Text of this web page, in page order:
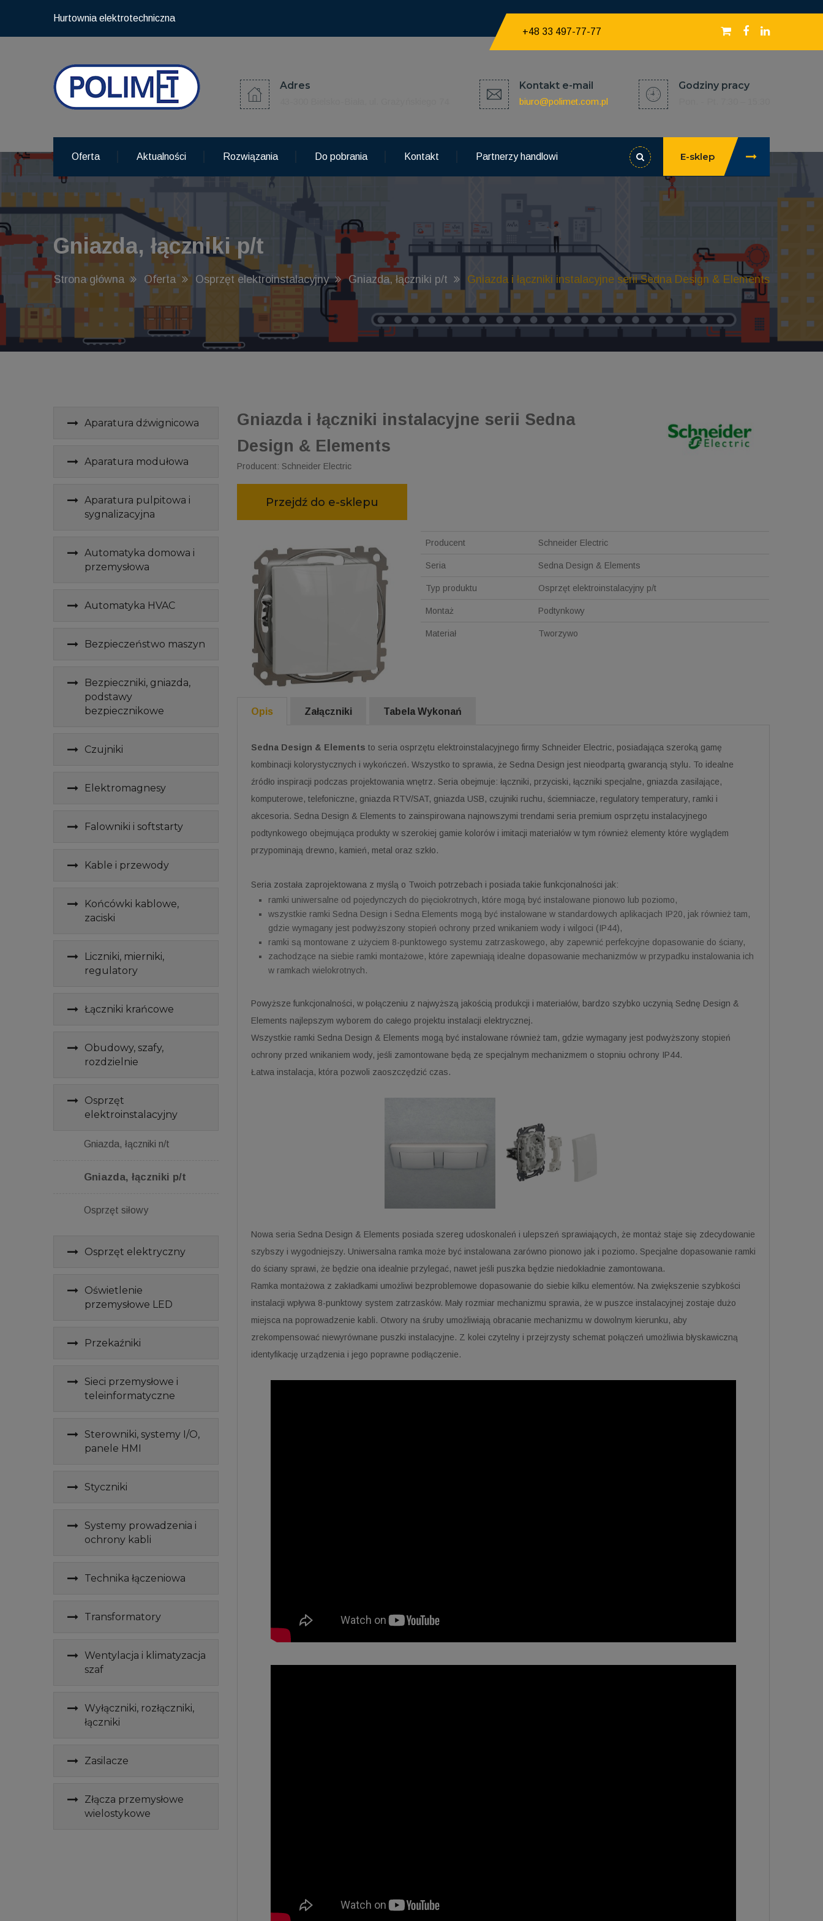
Hurtownia elektrotechniczna
+48 33 497-77-77
Adres Kontakt e-mail
biuro@polimet.com.pl
Godziny pracy
Oferta Aktualności Rozwiązania Do pobrania Kontakt Partnerzy handlowi E-sklep
Gniazda, łączniki p/t
Strona główna Oferta Osprzęt elektroinstalacyjny Gniazda, łączniki p/t Gniazda i łączniki instalacyjne serii Sedna Design & Elements
Aparatura dźwignicowa
Aparatura modułowa
Aparatura pulpitowa i
sygnalizacyjna
Automatyka domowa i
przemysłowa
Automatyka HVAC
Bezpieczeństwo maszyn
Bezpieczniki, gniazda,
podstawy
bezpiecznikowe
Czujniki
Elektromagnesy
Falowniki i softstarty
Kable i przewody
Końcówki kablowe,
zaciski
Liczniki, mierniki,
regulatory
Łączniki krańcowe
Obudowy, szafy,
rozdzielnie
Osprzęt
elektroinstalacyjny
Gniazda, łączniki n/t
Gniazda, łączniki p/t
Osprzęt siłowy
Osprzęt elektryczny
Oświetlenie
przemysłowe LED
Przekaźniki
Sieci przemysłowe i
teleinformatyczne
Sterowniki, systemy I/O,
panele HMI
Styczniki
Systemy prowadzenia i
ochrony kabli
Technika łączeniowa
Transformatory
Wentylacja i klimatyzacja
szaf
Wyłączniki, rozłączniki,
łączniki
Zasilacze
Złącza przemysłowe
wielostykowe
Gniazda i łączniki instalacyjne serii Sedna
Design & Elements
Producent: Schneider Electric
Przejdź do e-sklepu
Producent Schneider Electric
Seria Sedna Design & Elements
Typ produktu Osprzęt elektroinstalacyjny p/t
Montaż Podtynkowy
Materiał Tworzywo
Opis Załączniki Tabela Wykonań
Sedna Design & Elements to seria osprzętu elektroinstalacyjnego firmy Schneider Electric, posiadająca szeroką gamę
kombinacji kolorystycznych i wykończeń. Wszystko to sprawia, że Sedna Design jest nieodpartą gwarancją stylu. To idealne
źródło inspiracji podczas projektowania wnętrz. Seria obejmuje: łączniki, przyciski, łączniki specjalne, gniazda zasilające,
komputerowe, telefoniczne, gniazda RTV/SAT, gniazda USB, czujniki ruchu, ściemniacze, regulatory temperatury, ramki i
akcesoria. Sedna Design & Elements to zainspirowana najnowszymi trendami seria premium osprzętu instalacyjnego
podtynkowego obejmująca produkty w szerokiej gamie kolorów i imitacji materiałów w tym również elementy które wyglądem
przypominają drewno, kamień, metal oraz szkło.
Seria została zaprojektowana z myślą o Twoich potrzebach i posiada takie funkcjonalności jak:
ramki uniwersalne od pojedynczych do pięciokrotnych, które mogą być instalowane pionowo lub poziomo,
wszystkie ramki Sedna Design i Sedna Elements mogą być instalowane w standardowych aplikacjach IP20, jak również tam,
gdzie wymagany jest podwyższony stopień ochrony przed wnikaniem wody i wilgoci (IP44),
ramki są montowane z użyciem 8-punktowego systemu zatrzaskowego, aby zapewnić perfekcyjne dopasowanie do ściany,
zachodzące na siebie ramki montażowe, które zapewniają idealne dopasowanie mechanizmów w przypadku instalowania ich
w ramkach wielokrotnych.
Powyższe funkcjonalności, w połączeniu z najwyższą jakością produkcji i materiałów, bardzo szybko uczynią Sednę Design &
Elements najlepszym wyborem do całego projektu instalacji elektrycznej.
Wszystkie ramki Sedna Design & Elements mogą być instalowane również tam, gdzie wymagany jest podwyższony stopień
ochrony przed wnikaniem wody, jeśli zamontowane będą ze specjalnym mechanizmem o stopniu ochrony IP44.
Łatwa instalacja, która pozwoli zaoszczędzić czas.
Nowa seria Sedna Design & Elements posiada szereg udoskonaleń i ulepszeń sprawiających, że montaż staje się zdecydowanie
szybszy i wygodniejszy. Uniwersalna ramka może być instalowana zarówno pionowo jak i poziomo. Specjalne dopasowanie ramki
do ściany sprawi, że będzie ona idealnie przylegać, nawet jeśli puszka będzie niedokładnie zamontowana.
Ramka montażowa z zakładkami umożliwi bezproblemowe dopasowanie do siebie kilku elementów. Na zwiększenie szybkości
instalacji wpływa 8-punktowy system zatrzasków. Mały rozmiar mechanizmu sprawia, że w puszce instalacyjnej zostaje dużo
miejsca na poprowadzenie kabli. Otwory na śruby umożliwiają obracanie mechanizmu w dowolnym kierunku, aby
zrekompensować niewyrównane puszki instalacyjne. Z kolei czytelny i przejrzysty schemat połączeń umożliwia błyskawiczną
identyfikację urządzenia i jego poprawne podłączenie.